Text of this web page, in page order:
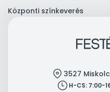
Központi színkeverés
location 3527
clock H-CS: 7:00-